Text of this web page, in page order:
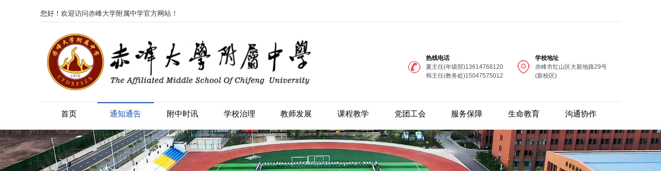
您好！欢迎访问赤峰大学附属中学官方网站！
热线电话
夏主任(年级部)13614768120
韩主任(教务处)15047575012
学校地址
赤峰市红山区大新地路29号
(新校区)
首页 通知通告 附中时讯 学校治理 教师发展 课程教学 党团工会 服务保障 生命教育 沟通协作